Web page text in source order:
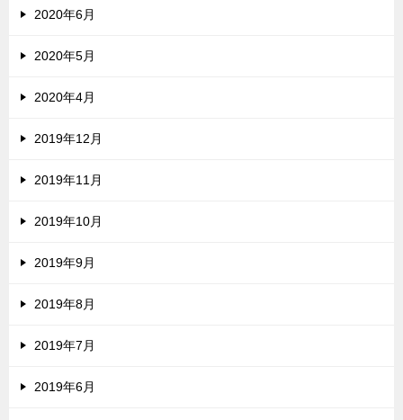
2020年6月
2020年5月
2020年4月
2019年12月
2019年11月
2019年10月
2019年9月
2019年8月
2019年7月
2019年6月